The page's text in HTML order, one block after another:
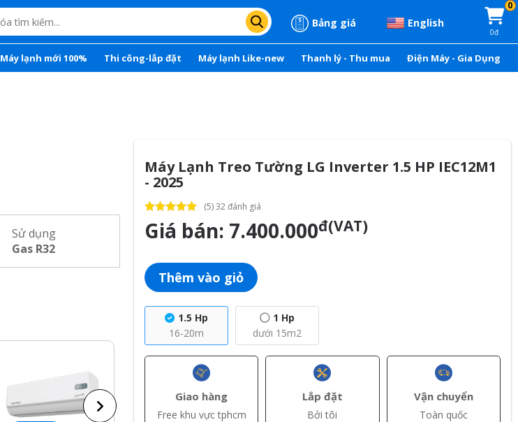
Bảng giá English
0
0đ
Máy lạnh mới 100% Thi công-lắp đặt Máy lạnh Like-new Thanh lý - Thu mua Điện Máy - Gia Dụng
Sử dụng
Gas R32
Máy Lạnh Treo Tường LG Inverter 1.5 HP IEC12M1
- 2025
(5) 32 đánh giá
Giá bán: 7.400.000đ(VAT)
Thêm vào giỏ
1.5 Hp
16-20m
1 Hp
dưới 15m2
Giao hàng
Free khu vực tphcm
Lắp đặt
Bởi tôi
Vận chuyển
Toàn quốc